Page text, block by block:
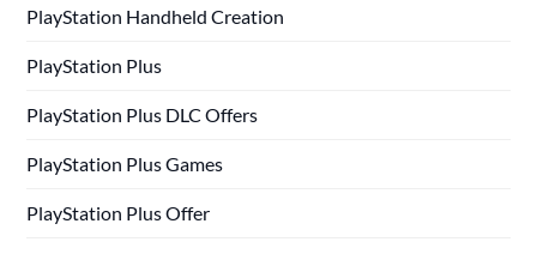
PlayStation Handheld Creation
PlayStation Plus
PlayStation Plus DLC Offers
PlayStation Plus Games
PlayStation Plus Offer